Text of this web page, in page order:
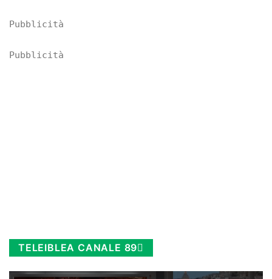
Pubblicità
Pubblicità
TELEIBLEA CANALE 89